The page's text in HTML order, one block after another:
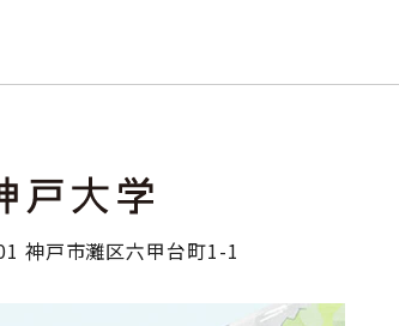
神戸市灘区六甲台町1-1